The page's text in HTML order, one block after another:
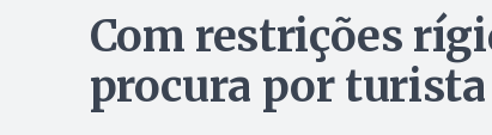
Com restrições
procura por